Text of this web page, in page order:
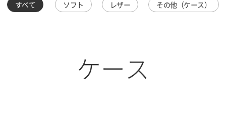
すべて ソフト レザー その他（ケース）
ケース